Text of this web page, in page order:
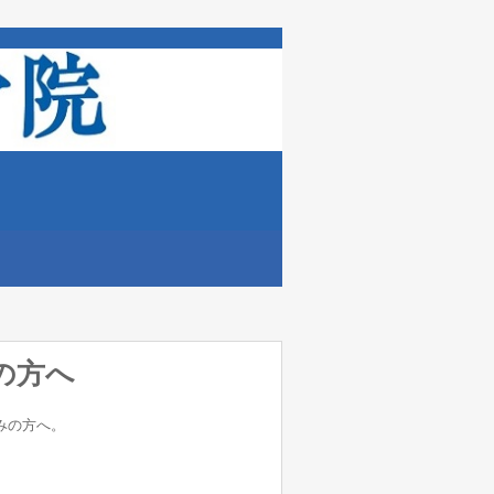
方へ
方へ。